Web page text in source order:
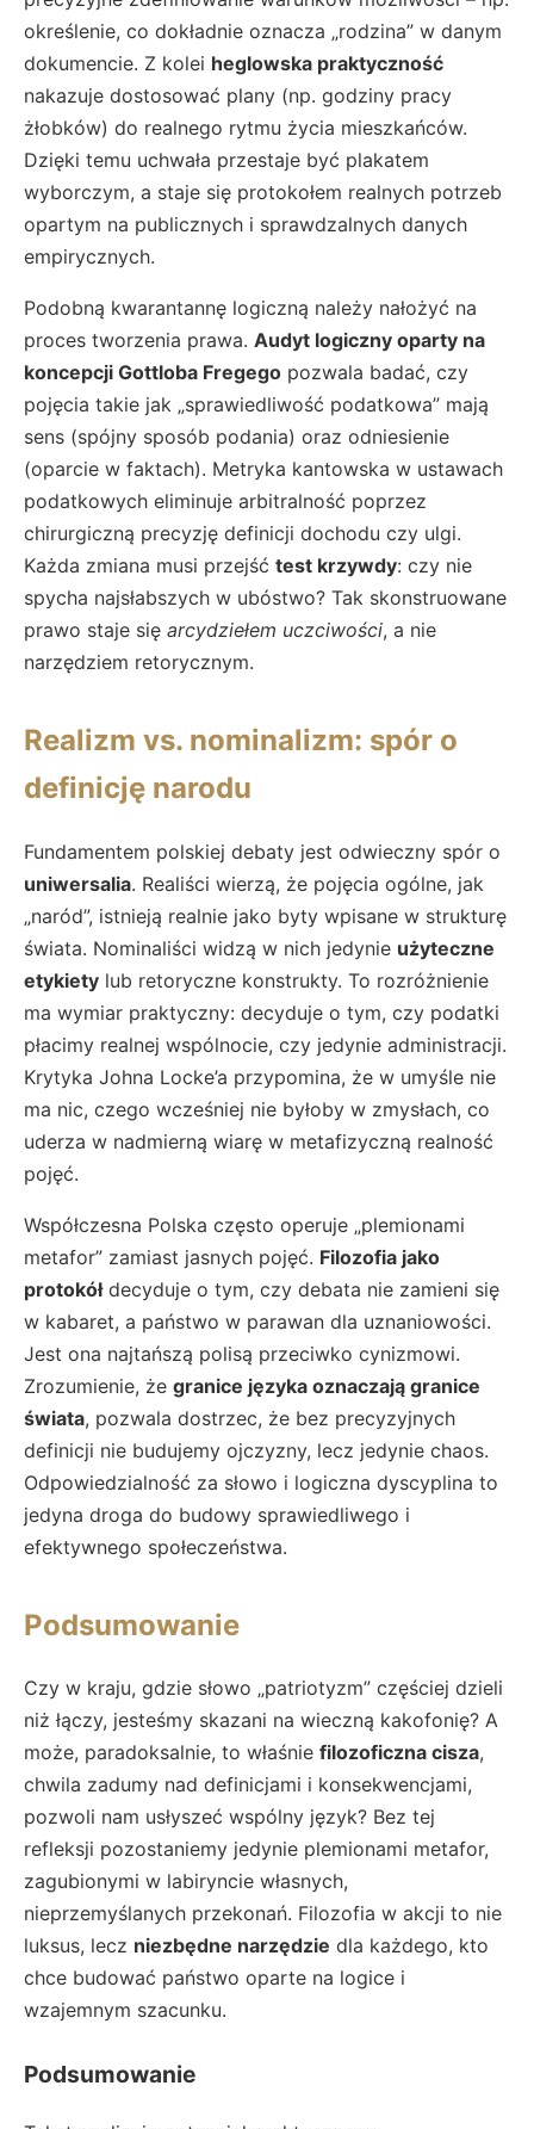
określenie, co dokładnie oznacza „rodzina” w danym
dokumencie. Z kolei heglowska praktyczność
nakazuje dostosować plany (np. godziny pracy
żłobków) do realnego rytmu życia mieszkańców.
Dzięki temu uchwała przestaje być plakatem
wyborczym, a staje się protokołem realnych potrzeb
opartym na publicznych i sprawdzalnych danych
empirycznych.
Podobną kwarantannę logiczną należy nałożyć na
proces tworzenia prawa. Audyt logiczny oparty na
koncepcji Gottloba Fregego pozwala badać, czy
pojęcia takie jak „sprawiedliwość podatkowa” mają
sens (spójny sposób podania) oraz odniesienie
(oparcie w faktach). Metryka kantowska w ustawach
podatkowych eliminuje arbitralność poprzez
chirurgiczną precyzję definicji dochodu czy ulgi.
Każda zmiana musi przejść test krzywdy: czy nie
spycha najsłabszych w ubóstwo? Tak skonstruowane
prawo staje się arcydziełem uczciwości, a nie
narzędziem retorycznym.
Realizm vs. nominalizm: spór o
definicję narodu
Fundamentem polskiej debaty jest odwieczny spór o
uniwersalia. Realiści wierzą, że pojęcia ogólne, jak
„naród”, istnieją realnie jako byty wpisane w strukturę
świata. Nominaliści widzą w nich jedynie użyteczne
etykiety lub retoryczne konstrukty. To rozróżnienie
ma wymiar praktyczny: decyduje o tym, czy podatki
płacimy realnej wspólnocie, czy jedynie administracji.
Krytyka Johna Locke’a przypomina, że w umyśle nie
ma nic, czego wcześniej nie byłoby w zmysłach, co
uderza w nadmierną wiarę w metafizyczną realność
pojęć.
Współczesna Polska często operuje „plemionami
metafor” zamiast jasnych pojęć. Filozofia jako
protokółdecyduje o tym, czy debata nie zamieni się
w kabaret, a państwo w parawan dla uznaniowości.
Jest ona najtańszą polisą przeciwko cynizmowi.
Zrozumienie, że granice języka oznaczają granice
świata, pozwala dostrzec, że bez precyzyjnych
definicji nie budujemy ojczyzny, lecz jedynie chaos.
Odpowiedzialność za słowo i logiczna dyscyplina to
jedyna droga do budowy sprawiedliwego i
efektywnego społeczeństwa.
Podsumowanie
Czy w kraju, gdzie słowo „patriotyzm” częściej dzieli
niż łączy, jesteśmy skazani na wieczną kakofonię? A
może, paradoksalnie, to właśnie filozoficzna cisza,
chwila zadumy nad definicjami i konsekwencjami,
pozwoli nam usłyszeć wspólny język? Bez tej
refleksji pozostaniemy jedynie plemionami metafor,
zagubionymi w labiryncie własnych,
nieprzemyślanych przekonań. Filozofia w akcji to nie
luksus, lecz niezbędne narzędzie dla każdego, kto
chce budować państwo oparte na logice i
wzajemnym szacunku.
Podsumowanie